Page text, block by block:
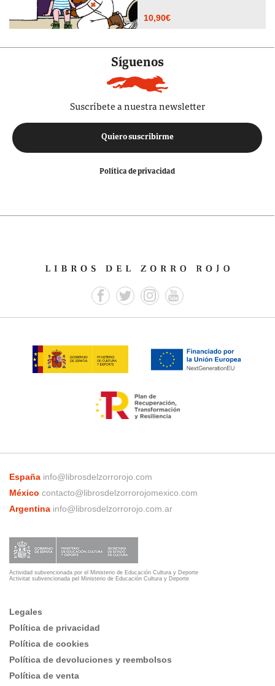
10,90€
Síguenos
Suscríbete a nuestra newsletter
Quiero suscribirme
Política de privacidad
España info@librosdelzorrorojo.com
México contacto@librosdelzorrorojomexico.com
Argentina info@librosdelzorrorojo.com.ar
Actividad subvencionada por el Ministerio de Educación Cultura y Deporte
Activitat subvencionada pel Ministerio de Educación Cultura y Deporte
Legales
Política de privacidad
Política de cookies
Política de devoluciones y reembolsos
Política de venta